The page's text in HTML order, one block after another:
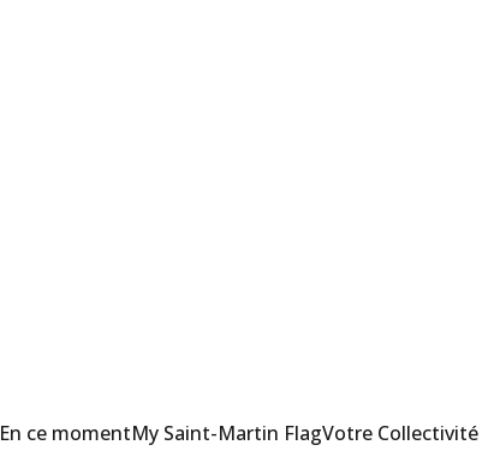
En ce momentMy Saint-Martin FlagVotre Collectivité